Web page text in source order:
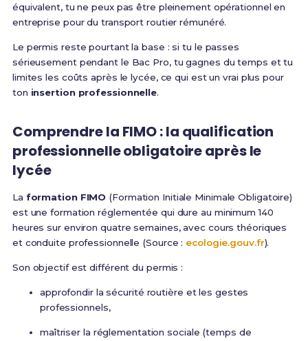
équivalent, tu ne peux pas être pleinement opérationnel en
entreprise pour du transport routier rémunéré.
Le permis reste pourtant la base : si tu le passes
sérieusement pendant le Bac Pro, tu gagnes du temps et tu
limites les coûts après le lycée, ce qui est un vrai plus pour
ton insertion professionnelle.
Comprendre la FIMO : la qualification
professionnelle obligatoire après le
lycée
La formation FIMO (Formation Initiale Minimale Obligatoire)
est une formation réglementée qui dure au minimum 140
heures sur environ quatre semaines, avec cours théoriques
et conduite professionnelle (Source : ecologie.gouv.fr).
Son objectif est différent du permis :
approfondir la sécurité routière et les gestes
professionnels,
maîtriser la réglementation sociale (temps de